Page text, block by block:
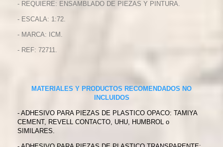
- REQUIERE: ENSAMBLADO DE PIEZAS Y PINTURA.
- ESCALA: 1:72.
- MARCA: ICM.
- REF: 72711.
MATERIALES Y PRODUCTOS RECOMENDADOS NO
INCLUIDOS
- ADHESIVO PARA PIEZAS DE PLASTICO OPACO: TAMIYA
CEMENT, REVELL CONTACTO, UHU, HUMBROL o
SIMILARES.